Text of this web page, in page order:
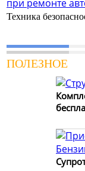
Техника
ПОЛЕЗНОЕ